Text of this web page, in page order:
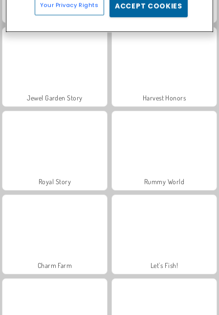
Farm Merge Valley
Jewel Garden Story Harvest Honors
Royal Story Rummy World
Charm Farm Let's Fish!
Your Privacy Rights ACCEPT COOKIES